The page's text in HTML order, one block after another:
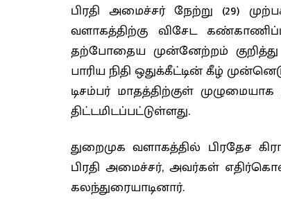
பிரதி அமைச்சர் நேற்று (29)
வளாகத்திற்கு விசேட
தற்போதைய முன்னேற்றம் குறித்து
பாரிய நிதி ஒதுக்கீட்டின் கீழ்
டிசம்பர் மாதத்திற்குள்
திட்டமிடப்பட்டுள்ளது.
துறைமுக வளாகத்தில் பிரதேச
பிரதி அமைச்சர், அவர்கள்
கலந்துரையாடினார்.